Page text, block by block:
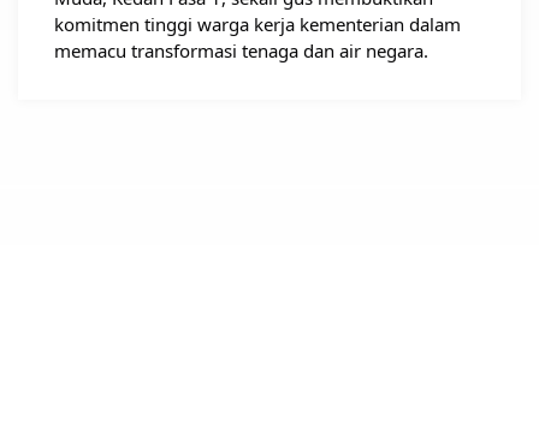
komitmen tinggi warga kerja kementerian dalam
memacu transformasi tenaga dan air negara.